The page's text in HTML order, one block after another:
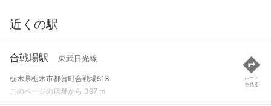
近くの駅
合戦場駅 東武日光線
栃木県栃木市都賀町合戦場513
このページの店舗から 397 m
ルート
を見る